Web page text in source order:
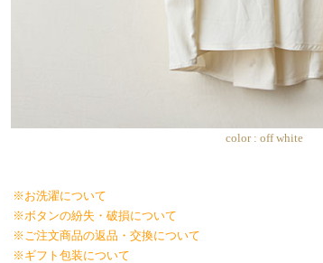
color : off white
※お洗濯について
※ボタンの紛失・破損について
※ご注文商品の返品・交換について
※ギフト包装について